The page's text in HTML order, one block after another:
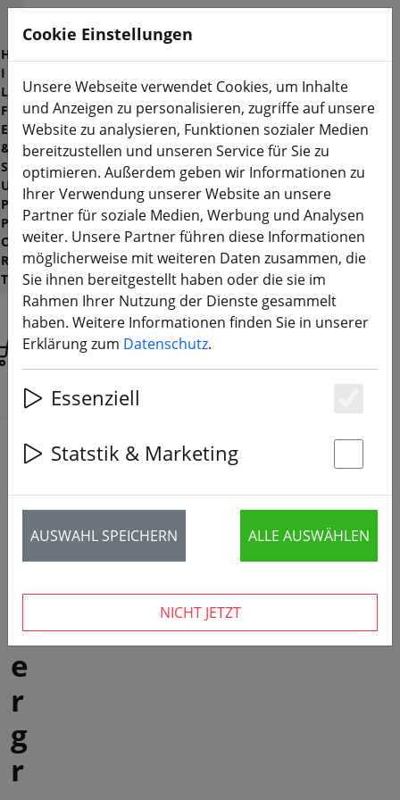
H
I
L
F
E
&
S
U
P
P
O
R
T
Produkte suchen
ZU
CK
M
BL
D
e
r
g
r
Cookie Einstellungen
Unsere Webseite verwendet Cookies, um Inhalte
und Anzeigen zu personalisieren, zugriffe auf unsere
Website zu analysieren, Funktionen sozialer Medien
bereitzustellen und unseren Service für Sie zu
optimieren. Außerdem geben wir Informationen zu
Ihrer Verwendung unserer Website an unsere
Partner für soziale Medien, Werbung und Analysen
weiter. Unsere Partner führen diese Informationen
möglicherweise mit weiteren Daten zusammen, die
Sie ihnen bereitgestellt haben oder die sie im
Rahmen Ihrer Nutzung der Dienste gesammelt
haben. Weitere Informationen finden Sie in unserer
Erklärung zum Datenschutz.
Essenziell
Statstik & Marketing
AUSWAHL SPEICHERN ALLE AUSWÄHLEN
NICHT JETZT